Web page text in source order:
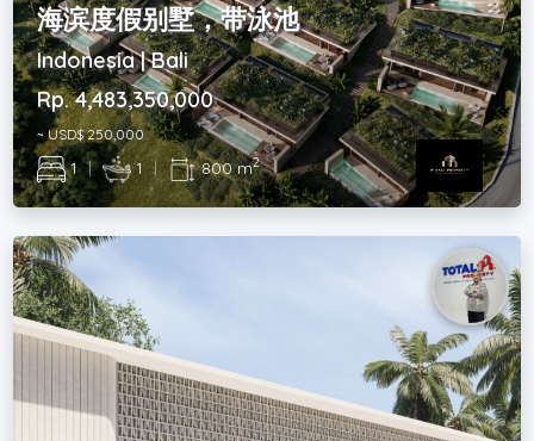
海滨度假别墅，带泳池
Indonesia | Bali
Rp. 4,483,350,000
~ USD$ 250,000
1 | 1 | 800 m2